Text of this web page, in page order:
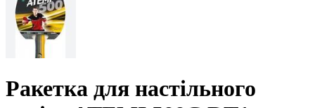
Ракетка для настільного